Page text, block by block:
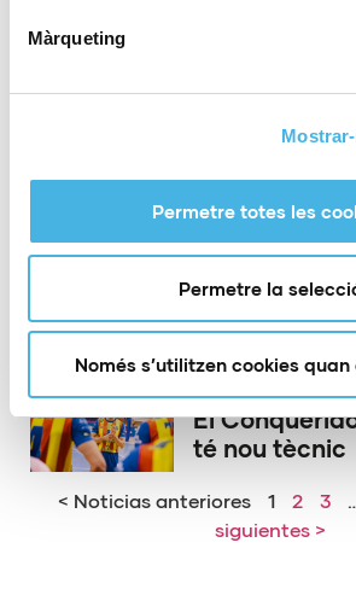
Màrqueting
Permetre totes les
Permetre la
Només s’utilitzen cookies
València
El PAS Alcoi
dos dels seus
d’Europa
21 de maig de 2026
El
té nou tècnic
< Noticias anteriores 1 2 3
siguientes >